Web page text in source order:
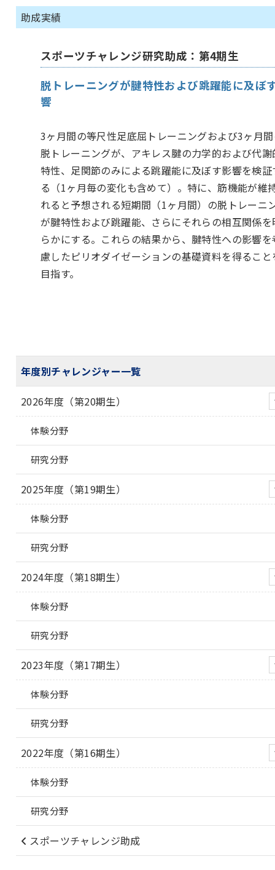
助成実績
スポーツチャレンジ研究助成：第4期生
脱トレーニングが腱特性および跳躍能に及ぼ
響
3ヶ月間の等尺性足底屈トレーニングおよび3ヶ月
脱トレーニングが、アキレス腱の力学的および代謝
特性、足関節のみによる跳躍能に及ぼす影響を検証
る（1ヶ月毎の変化も含めて）。特に、筋機能が維
れると予想される短期間（1ヶ月間）の脱トレーニ
が腱特性および跳躍能、さらにそれらの相互関係を
らかにする。これらの結果から、腱特性への影響を
慮したピリオダイゼーションの基礎資料を得ること
目指す。
年度別チャレンジャー一覧
2026年度（第20期生）
体験分野
研究分野
2025年度（第19期生）
体験分野
研究分野
2024年度（第18期生）
体験分野
研究分野
2023年度（第17期生）
体験分野
研究分野
2022年度（第16期生）
体験分野
研究分野
スポーツチャレンジ助成